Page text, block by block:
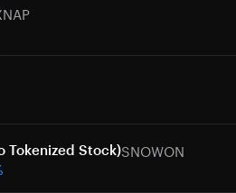
Tokenized Stock)SNOWON